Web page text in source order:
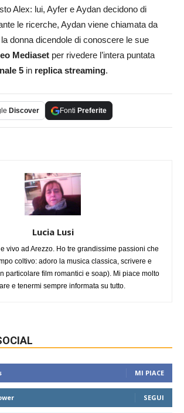
Alex: lui, Ayfer e Aydan decidono di
le ricerche, Aydan viene chiamata da
donna dicendole di conoscere le sue
Mediaset per rivedere l’intera puntata
5 in replica streaming.
Discover Fonti Preferite
Lucia Lusi
vivo ad Arezzo. Ho tre grandissime passioni che
coltivo: adoro la musica classica, scrivere e
particolare film romantici e soap). Mi piace molto
e tenermi sempre informata su tutto.
MI PIACE
SEGUI